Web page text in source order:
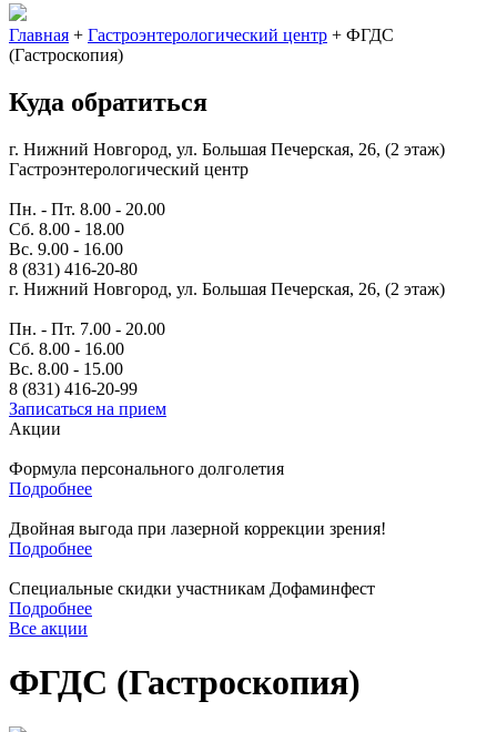
Главная + Гастроэнтерологический центр + ФГДС
(Гастроскопия)
Куда обратиться
г. Нижний Новгород, ул. Большая Печерская, 26, (2 этаж)
Гастроэнтерологический центр
Пн. - Пт. 8.00 - 20.00
Сб. 8.00 - 18.00
Вс. 9.00 - 16.00
8 (831) 416-20-80
г. Нижний Новгород, ул. Большая Печерская, 26, (2 этаж)
Пн. - Пт. 7.00 - 20.00
Сб. 8.00 - 16.00
Вс. 8.00 - 15.00
8 (831) 416-20-99
Записаться на прием
Акции
Формула персонального долголетия
Подробнее
Двойная выгода при лазерной коррекции зрения!
Подробнее
Специальные скидки участникам Дофаминфест
Подробнее
Все акции
ФГДС (Гастроскопия)